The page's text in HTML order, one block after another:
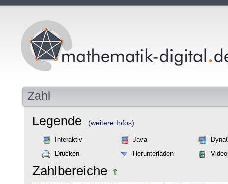
Zahl
Legende (weitere Infos)
Interaktiv Java
Drucken
Herunterladen Video
Zahlbereiche